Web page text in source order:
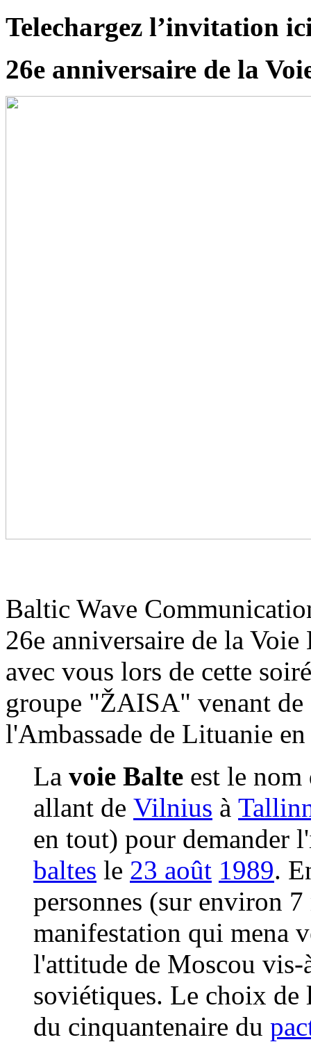
Telechargez l’invitation
26e anniversaire de la
Baltic Wave
26e anniversaire de la Voie
avec vous lors de cette
groupe "ŽAISA" venant de
l'Ambassade de Lituanie
La voie Balte est le nom
allant de Vilnius à
en tout) pour demander
baltes le 23 août 1989.
personnes (sur environ
manifestation qui mena
l'attitude de Moscou vis-
soviétiques. Le choix de
du cinquantenaire du